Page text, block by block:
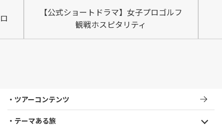
【公式ショートドラマ】女子プロゴルフ
観戦ホスピタリティ
ツアーコンテンツ
テーマある旅